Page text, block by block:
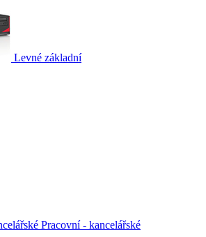
Levné základní
Pracovní - kancelářské